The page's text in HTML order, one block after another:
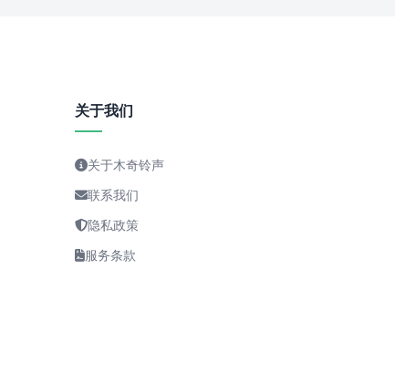
关于我们
关于木奇铃声
联系我们
隐私政策
服务条款